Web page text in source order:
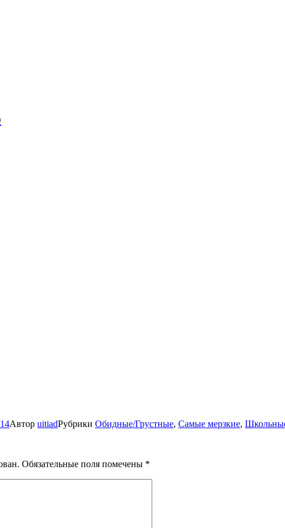
Автор uitiadРубрики Обидные/Грустные, Самые мерзкие,
Обязательные поля помечены *